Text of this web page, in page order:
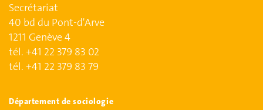
Secrétariat
40 bd du Pont-d'Arve
1211 Genève 4
tél. +41 22 379 83 02
tél. +41 22 379 83 79
Département de sociologie